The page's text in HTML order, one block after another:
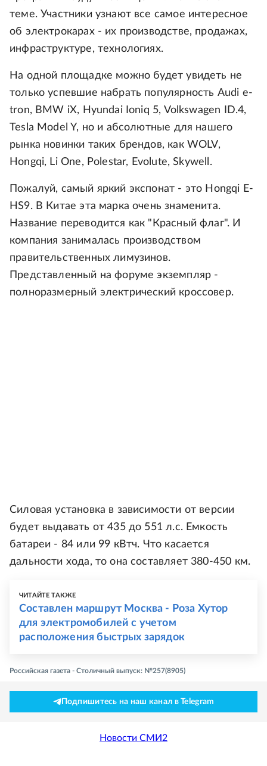
теме. Участники узнают все самое интересное
об электрокарах - их производстве, продажах,
инфраструктуре, технологиях.
На одной площадке можно будет увидеть не
только успевшие набрать популярность Audi e-
tron, BMW iX, Hyundai Ioniq 5, Volkswagen ID.4,
Tesla Model Y, но и абсолютные для нашего
рынка новинки таких брендов, как WOLV,
Hongqi, Li One, Polestar, Evolute, Skywell.
Пожалуй, самый яркий экспонат - это Hongqi E-
HS9. В Китае эта марка очень знаменита.
Название переводится как "Красный флаг". И
компания занималась производством
правительственных лимузинов.
Представленный на форуме экземпляр -
полноразмерный электрический кроссовер.
Силовая установка в зависимости от версии
будет выдавать от 435 до 551 л.с. Емкость
батареи - 84 или 99 кВтч. Что касается
дальности хода, то она составляет 380-450 км.
ЧИТАЙТЕ ТАКЖЕ
Составлен маршрут Москва - Роза Хутор
для электромобилей с учетом
расположения быстрых зарядок
Российская газета - Столичный выпуск: №257(8905)
Подпишитесь на наш канал в Telegram
Новости СМИ2